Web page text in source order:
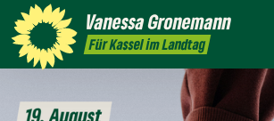
VanessaGronemann
Für Kassel im Landtag
Kontakt Mitmachen
Themen